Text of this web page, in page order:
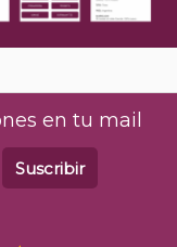
en tu mail
Suscribir